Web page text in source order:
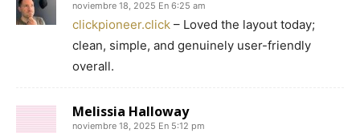
noviembre 18, 2025 En 6:25 am
clickpioneer.click – Loved the layout today;
clean, simple, and genuinely user-friendly
overall.
Melissia Halloway
noviembre 18, 2025 En 5:12 pm